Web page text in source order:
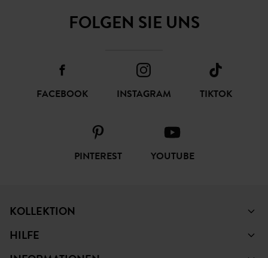
FOLGEN SIE UNS
FACEBOOK INSTAGRAM TIKTOK
PINTEREST YOUTUBE
KOLLEKTION
HILFE